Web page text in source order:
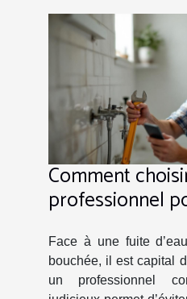
Comment
professionnel
Face à une fuite
bouchée, il est capital
un professionnel